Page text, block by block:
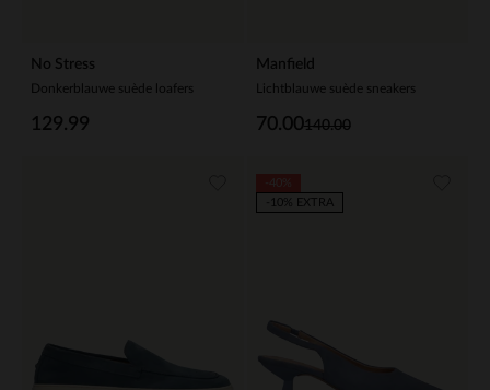
No Stress
Donkerblauwe suède loafers
129.99
Manfield
Lichtblauwe suède sneakers
140.00
70.00
-10% EXTRA